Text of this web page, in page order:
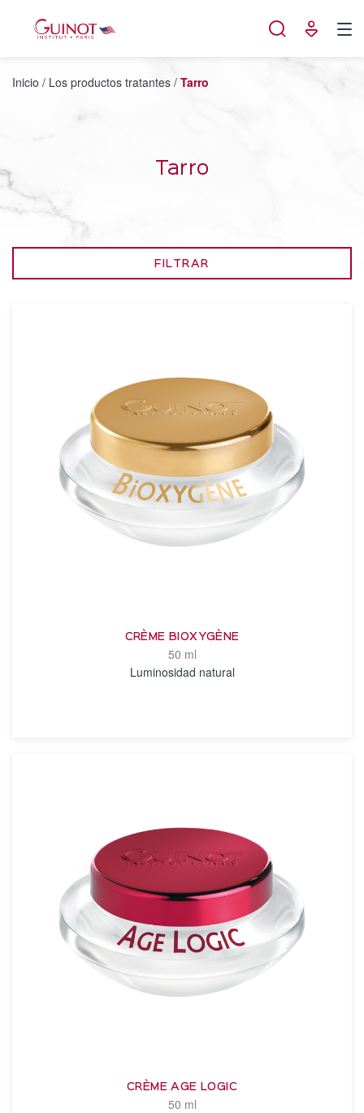
Inicio / Los productos tratantes / Tarro
Tarro
FILTRAR
CRÈME BIOXYGÈNE
50 ml
Luminosidad natural
CRÈME AGE LOGIC
50 ml